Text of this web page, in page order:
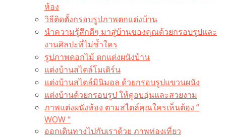
ห้อง
วิธีติดตั้งกรอบรูปภาพตกแต่งบ้าน
นำความรู้สึกดีๆ มาสู่บ้านของคุณด้วยกรอบรูปและ
งานศิลปะที่ไม่ซ้ำใคร
รูปภาพดอกไม้ ตกแต่งผนังบ้าน
แต่งบ้านสไตล์โมเดิร์น
แต่งบ้านสไตล์มินิมอล ด้วยกรอบรูปแขวนผนัง
แต่งบ้านด้วยกรอบรูป ให้ดูอบอุ่นและสวยงาม
ภาพแต่งผนังห้อง ตามสไตล์คุณใครเห็นต้อง ”
WOW “
ออกเดินทางไปกับเราด้วย ภาพท่องเที่ยว